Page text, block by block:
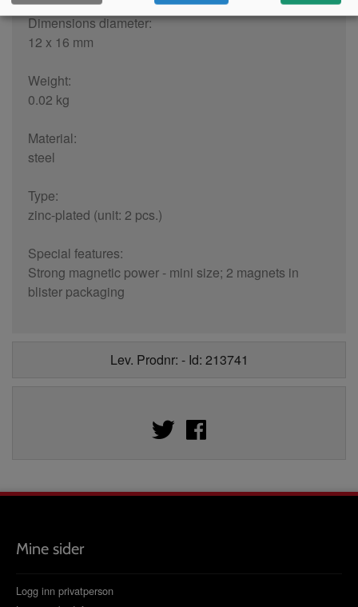
Dimensions diameter:
12 x 16 mm
Weight:
0.02 kg
Material:
steel
Type:
zinc-plated (unit: 2 pcs.)
Special features:
Strong magnetic power - mini size; 2 magnets in
blister packaging
Lev. Prodnr: - Id: 213741
Mine sider
Logg inn privatperson